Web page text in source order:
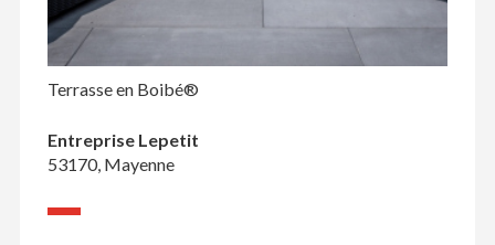
Terrasse en Boibé®
Entreprise Lepetit
53170, Mayenne